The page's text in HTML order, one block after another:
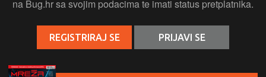
na Bug.hr sa svojim podacima te imati status pretplatnika.
REGISTRIRAJ SE PRIJAVI SE